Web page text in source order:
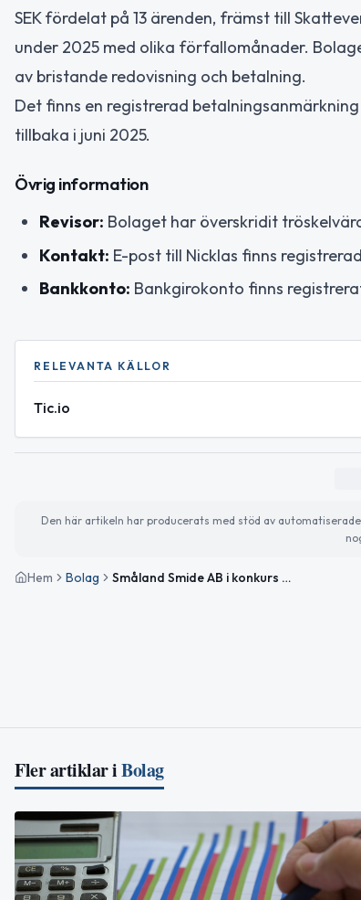
SEK fördelat på 13 ärenden, främst till
under 2025 med olika förfallomånader.
av bristande redovisning och betalning.
Det finns en registrerad
tillbaka i juni 2025.
Övrig information
Revisor: Bolaget har överskridit
Kontakt: E-post till Nicklas finns
Bankkonto: Bankgirokonto finns
RELEVANTA KÄLLOR
Tic.io
Den här artikeln har producerats med stöd av
Hem Bolag Småland Smide AB i konkurs med ventilationsverksamhet
Fler artiklar iBolag